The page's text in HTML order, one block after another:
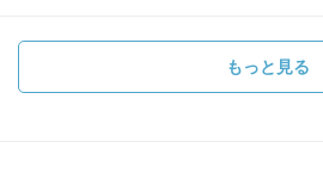
もっと見る